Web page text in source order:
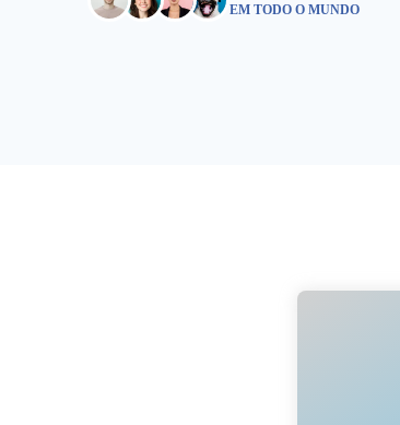
EM TODO O MUNDO